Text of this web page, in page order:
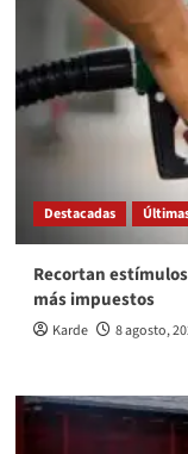
Destacadas
Recortan
más impuestos
Karde 8 agosto,